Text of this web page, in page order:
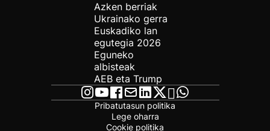
Azken berriak
Ukrainako gerra
Euskadiko lan
egutegia 2026
Eguneko
albisteak
AEB eta Trump
Pribatutasun politika
Lege oharra
Cookie politika